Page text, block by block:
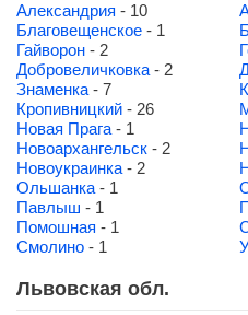
Александрия - 10
Благовещенское - 1
Гайворон - 2
Добровеличковка - 2
Знаменка - 7
Кропивницкий - 26
Новая Прага - 1
Новоархангельск - 2
Новоукраинка - 2
Ольшанка - 1
Павлыш - 1
Помошная - 1
Смолино - 1
Львовская обл.